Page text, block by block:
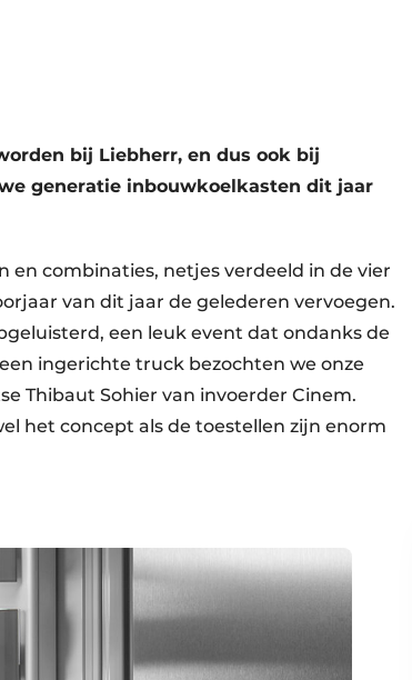
bij Liebherr, en dus ook bij
generatie inbouwkoelkasten dit jaar
en combinaties, netjes verdeeld in de vier
van dit jaar de gelederen vervoegen.
een leuk event dat ondanks de
ingerichte truck bezochten we onze
Thibaut Sohier van invoerder Cinem.
het concept als de toestellen zijn enorm